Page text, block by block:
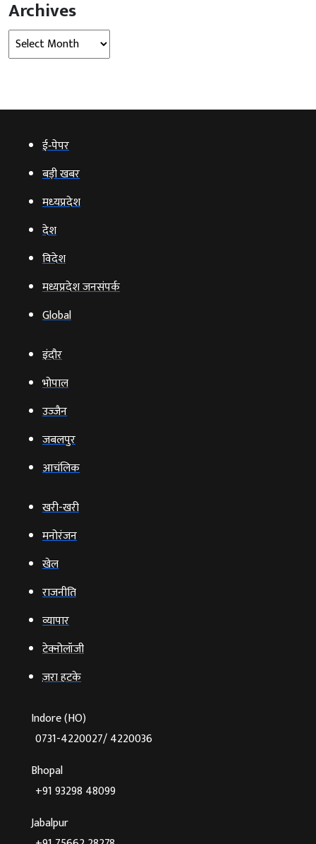
Archives
Archives
ई‑पेपर
बड़ी खबर
मध्‍यप्रदेश
देश
विदेश
मध्यप्रदेश जनसंपर्क
Global
इंदौर
भोपाल
उज्‍जैन
जबलपुर
आचंलिक
खरी-खरी
मनोरंजन
खेल
राजनीति
व्‍यापार
टेक्‍नोलॉजी
ज़रा हटके
Indore (HO)
0731-4220027/ 4220036
Bhopal
+91 93298 48099
Jabalpur